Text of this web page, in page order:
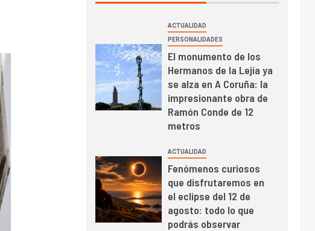
ACTUALIDAD
PERSONALIDADES
El monumento de los
Hermanos de la Lejía ya
se alza en A Coruña: la
impresionante obra de
Ramón Conde de 12
metros
ACTUALIDAD
Fenómenos curiosos
que disfrutaremos en
el eclipse del 12 de
agosto: todo lo que
podrás observar